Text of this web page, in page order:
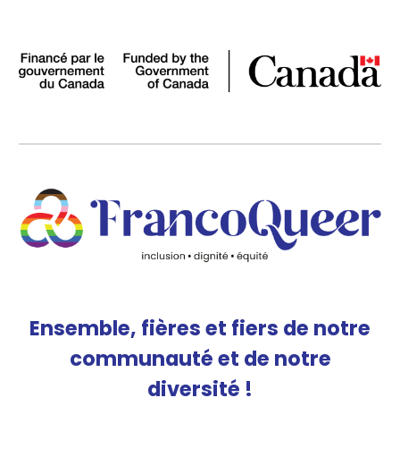
Ensemble, fières et fiers de notre
communauté et de notre
diversité !